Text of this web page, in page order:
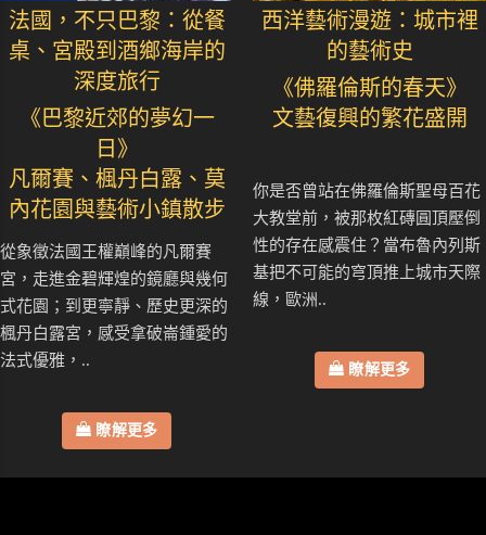
法國，不只巴黎：從餐
桌、宮殿到酒鄉海岸的
深度旅行
《巴黎近郊的夢幻一
日》
凡爾賽、楓丹白露、莫
內花園與藝術小鎮散步
從象徵法國王權巔峰的凡爾賽
宮，走進金碧輝煌的鏡廳與幾何
式花園；到更寧靜、歷史更深的
楓丹白露宮，感受拿破崙鍾愛的
法式優雅，..
瞭解更多
西洋藝術漫遊：城市裡
的藝術史
《佛羅倫斯的春天》
文藝復興的繁花盛開
你是否曾站在佛羅倫斯聖母百花
大教堂前，被那枚紅磚圓頂壓倒
性的存在感震住？當布魯內列斯
基把不可能的穹頂推上城市天際
線，歐洲..
瞭解更多